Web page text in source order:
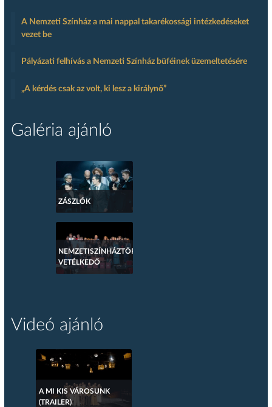
A Nemzeti Színház a mai nappal takarékossági intézkedéseket
vezet be
Pályázati felhívás a Nemzeti Színház büféinek üzemeltetésére
„A kérdés csak az volt, ki lesz a királynő”
Galéria ajánló
ZÁSZLÓK
NEMZETISZÍNHÁZTÖRTÉNETI
VETÉLKEDŐ
Videó ajánló
A MI KIS VÁROSUNK
(TRAILER)